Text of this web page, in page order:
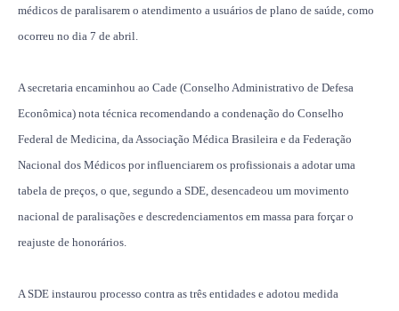
médicos de paralisarem o atendimento a usuários de plano de saúde, como
ocorreu no dia 7 de abril.
A secretaria encaminhou ao Cade (Conselho Administrativo de Defesa
Econômica) nota técnica recomendando a condenação do Conselho
Federal de Medicina, da Associação Médica Brasileira e da Federação
Nacional dos Médicos por influenciarem os profissionais a adotar uma
tabela de preços, o que, segundo a SDE, desencadeou um movimento
nacional de paralisações e descredenciamentos em massa para forçar o
reajuste de honorários.
A SDE instaurou processo contra as três entidades e adotou medida